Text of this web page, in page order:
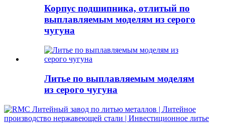
Корпус подшипника, отлитый по
выплавляемым моделям из серого
чугуна
Литье по выплавляемым моделям
из серого чугуна